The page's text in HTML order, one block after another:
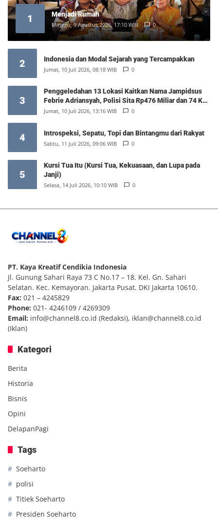
1 Menjadi Rumah
Minggu, 9 Agustus 2026, 17:10 WIB 0
2 Indonesia dan Modal Sejarah yang Tercampakkan
Jumat, 10 Juli 2026, 08:18 WIB 0
3
Penggeledahan 13 Lokasi Kaitkan Nama Jampidsus
Febrie Adriansyah, Polisi Sita Rp476 Miliar dan 74 Kg
Emas
Jumat, 10 Juli 2026, 13:16 WIB 0
4 Introspeksi, Sepatu, Topi dan Bintangmu dari Rakyat
Sabtu, 11 Juli 2026, 09:06 WIB 0
5
Kursi Tua Itu (Kursi Tua, Kekuasaan, dan Lupa pada
Janji)
Selasa, 14 Juli 2026, 10:10 WIB 0
PT. Kaya Kreatif Cendikia Indonesia
Jl. Gunung Sahari Raya 73 C No.17 – 18. Kel. Gn. Sahari
Selatan. Kec. Kemayoran. Jakarta Pusat. DKI Jakarta 10610.
Fax: 021 – 4245829
Phone: 021- 4246109 / 4269309
Email: info@channel8.co.id (Redaksi), iklan@channel8.co.id
(Iklan)
Kategori
Berita
Historia
Bisnis
Opini
DelapanPagi
Tags
Soeharto
polisi
Titiek Soeharto
Presiden Soeharto